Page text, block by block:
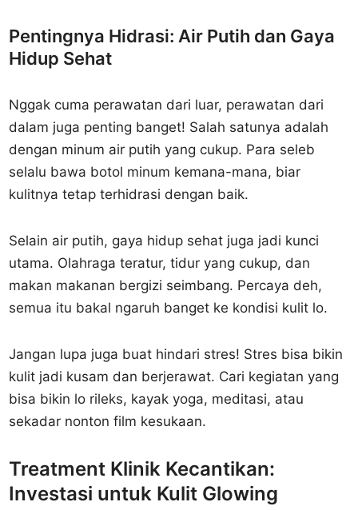
Pentingnya Hidrasi: Air Putih dan Gaya
Hidup Sehat
Nggak cuma perawatan dari luar, perawatan dari
dalam juga penting banget! Salah satunya adalah
dengan minum air putih yang cukup. Para seleb
selalu bawa botol minum kemana-mana, biar
kulitnya tetap terhidrasi dengan baik.
Selain air putih, gaya hidup sehat juga jadi kunci
utama. Olahraga teratur, tidur yang cukup, dan
makan makanan bergizi seimbang. Percaya deh,
semua itu bakal ngaruh banget ke kondisi kulit lo.
Jangan lupa juga buat hindari stres! Stres bisa bikin
kulit jadi kusam dan berjerawat. Cari kegiatan yang
bisa bikin lo rileks, kayak yoga, meditasi, atau
sekadar nonton film kesukaan.
Treatment Klinik Kecantikan:
Investasi untuk Kulit Glowing